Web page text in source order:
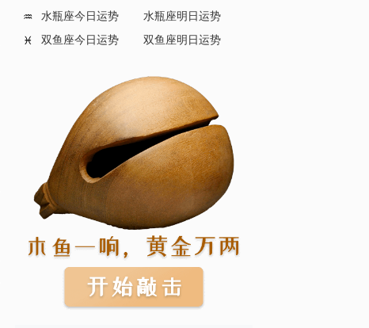
♒
水瓶座今日运势
水瓶座明日运势
♓
双鱼座今日运势 双鱼座明日运势